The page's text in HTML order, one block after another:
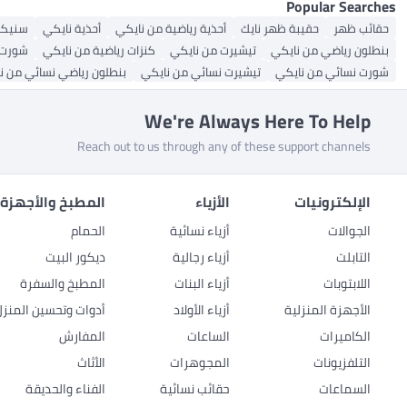
Popular Searches
حقائب ظهر حقيبة ظهر نايك أحذية رياضية من نايكي أحذية نايكي
بنطلون رياضي من نايكي
تيشيرت من نايكي كنزات رياضية من نايكي
شورت نسائي من نايكي
تيشيرت نسائي من نايكي بنطلون رياضي نسائي من
We're Always Here To Help
Reach out to us through any of these support channels
الإلكترونيات
الجوالات
التابلت
اللابتوبات
الأجهزة المنزلية
الكاميرات
التلفزيونات
السماعات
الأزياء
أزياء نسائية
أزياء رجالية
أزياء البنات
أزياء الأولاد
الساعات
المجوهرات
حقائب نسائية
المطبخ
الحمام
ديكور البيت
المطبخ والسفرة
أدوات وتحسين
المفارش
الأثاث
الفناء والحديقة